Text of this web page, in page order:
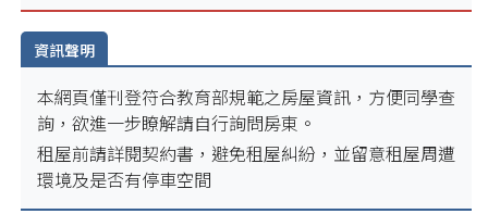
資訊聲明
本網頁僅刊登符合教育部規範之房屋資訊，方便同學查
詢，欲進一步瞭解請自行詢問房東。
租屋前請詳閱契約書，避免租屋糾紛，並留意租屋周遭
環境及是否有停車空間